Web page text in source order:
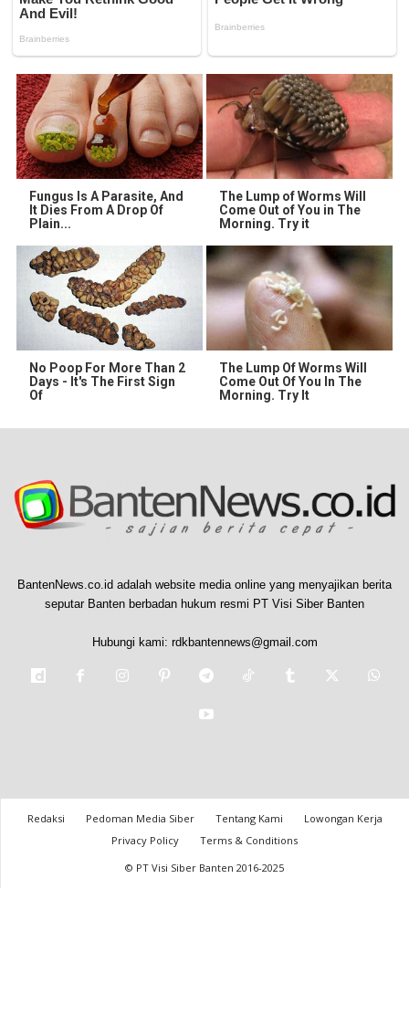
Fungus Is A Parasite, And
It Dies From A Drop Of
Plain...
The Lump of Worms Will
Come Out of You in The
Morning. Try it
No Poop For More Than 2
Days - It's The First Sign
Of
The Lump Of Worms Will
Come Out Of You In The
Morning. Try It
BantenNews.co.id adalah website media online yang menyajikan berita
seputar Banten berbadan hukum resmi PT Visi Siber Banten
Hubungi kami: rdkbantennews@gmail.com
Redaksi Pedoman Media Siber Tentang Kami
Lowongan Kerja
Privacy Policy
Terms & Conditions
© PT Visi Siber Banten 2016-2025